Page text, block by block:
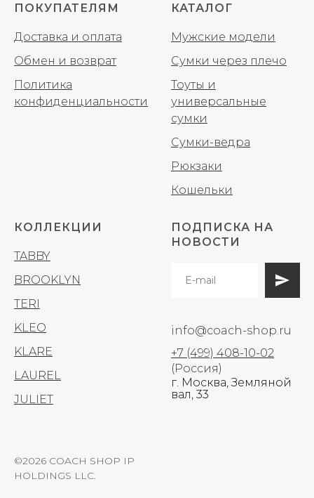
ПОКУПАТЕЛЯМ
Доставка и оплата
Обмен и возврат
Политика
конфиденциальности
КАТАЛОГ
Мужские модели
Сумки через плечо
Тоуты и
универсальные
сумки
Сумки-ведра
Рюкзаки
Кошельки
КОЛЛЕКЦИИ
TABBY
BROOKLYN
TERI
KLEO
KLARE
LAUREL
JULIET
ПОДПИСКА НА
НОВОСТИ
info@coach-shop.ru
+7 (499) 408-10-02
(Россия)
г. Москва, Земляной
вал, 33
©2026 COACH SHOP IP
HOLDINGS LLC.